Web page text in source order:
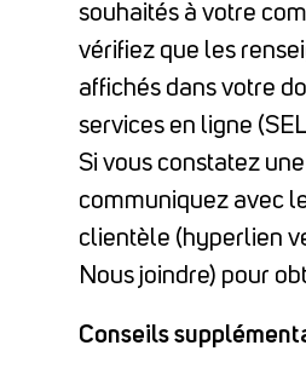
souhaités à votre
vérifiez que les
affichés dans votre
services en ligne
Si vous constatez
communiquez avec
clientèle (hyperlien
Nous joindre) pour
Conseils